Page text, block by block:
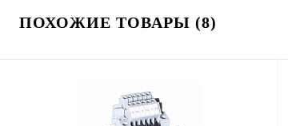
ПОХОЖИЕ ТОВАРЫ (8)